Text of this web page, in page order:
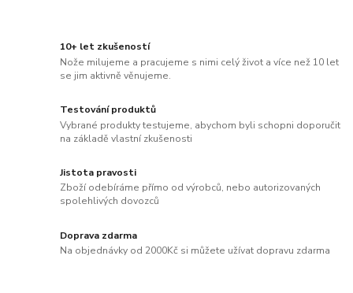
10+ let zkušeností
Nože milujeme a pracujeme s nimi celý život a více než 10 let
se jim aktivně věnujeme.
Testování produktů
Vybrané produkty testujeme, abychom byli schopni doporučit
na základě vlastní zkušenosti
Jistota pravosti
Zboží odebíráme přímo od výrobců, nebo autorizovaných
spolehlivých dovozců
Doprava zdarma
Na objednávky od 2000Kč si můžete užívat dopravu zdarma